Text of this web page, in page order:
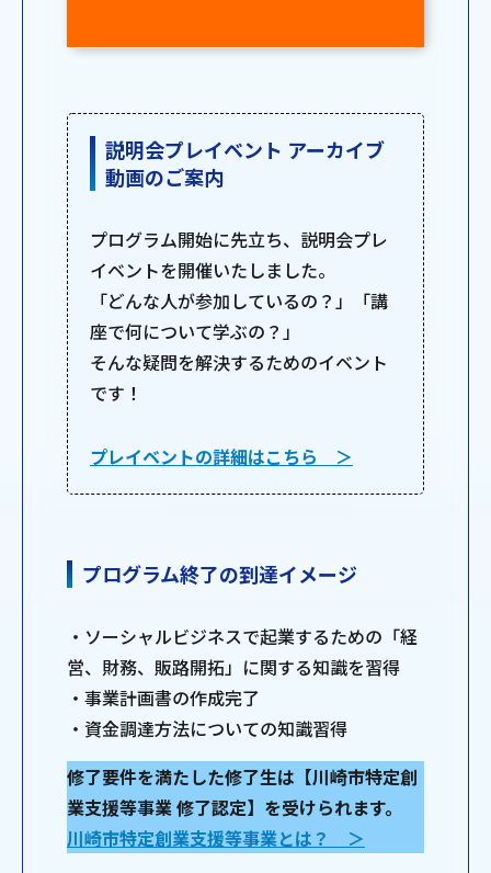
説明会プレイベント アーカイブ
動画のご案内
プログラム開始に先立ち、説明会プレ
イベントを開催いたしました。
「どんな人が参加しているの？」「講
座で何について学ぶの？」
そんな疑問を解決するためのイベント
です！
プレイベントの詳細はこちら ＞
プログラム終了の到達イメージ
・ソーシャルビジネスで起業するための「経
営、財務、販路開拓」に関する知識を習得
・事業計画書の作成完了
・資金調達方法についての知識習得
修了要件を満たした修了生は【川崎市特定創
業支援等事業 修了認定】を受けられます。
川崎市特定創業支援等事業とは？ ＞